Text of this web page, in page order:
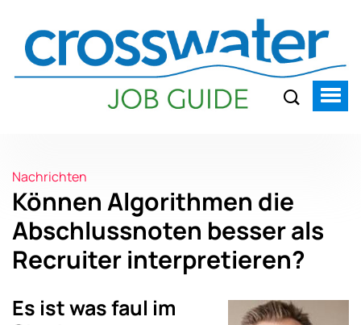
Nachrichten
Können Algorithmen die
Abschlussnoten besser als
Recruiter interpretieren?
Es ist was faul im